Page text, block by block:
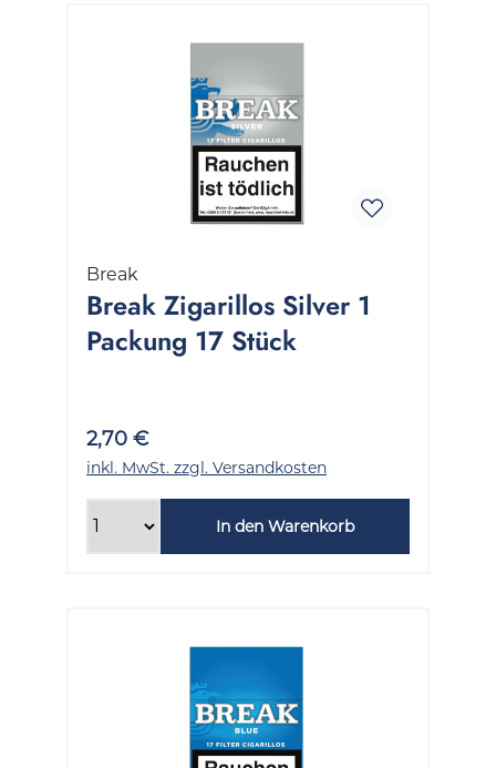
Break
Break Zigarillos Silver 1
Packung 17 Stück
2,70 €
inkl. MwSt. zzgl. Versandkosten
In den Warenkorb